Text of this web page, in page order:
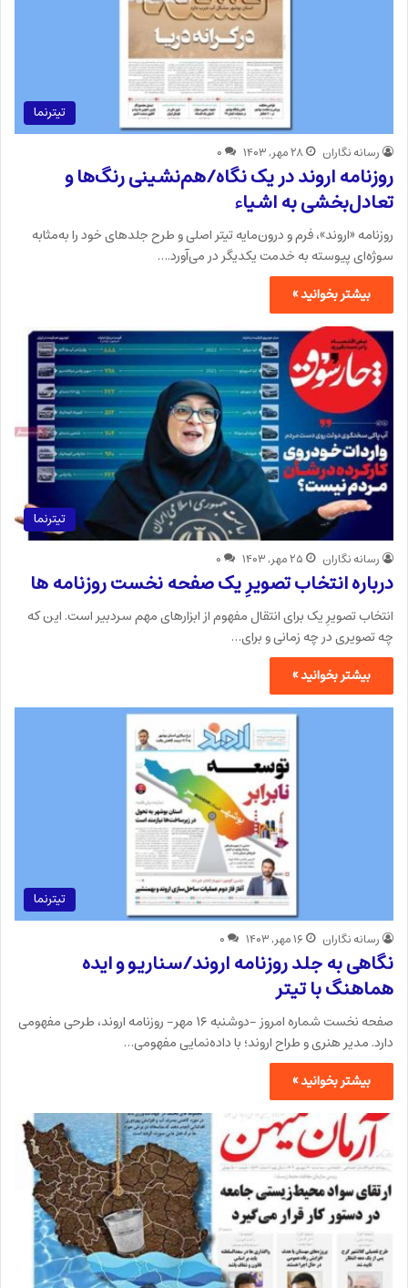
تیترنما
رسانه نگاران ۲۸ مهر, ۱۴۰۳ ۰
روزنامه اروند در یک نگاه/هم‌نشینی رنگ‌ها و
تعادل‌بخشی به اشیاء
روزنامه «اروند»، فرم و درون‌مایه تیتر اصلی و طرح جلدهای خود را به‌مثابه
سوژه‌ای پیوسته به خدمت یکدیگر در می‌آورد.…
بیشتر بخوانید »
تیترنما
رسانه نگاران ۲۵ مهر, ۱۴۰۳ ۰
درباره انتخاب تصویرِ یک صفحه نخست روزنامه ها
انتخاب تصویرِ یک برای انتقال مفهوم از ابزارهای مهم سردبیر است. این که
چه تصویری در چه زمانی و برای…
بیشتر بخوانید »
تیترنما
رسانه نگاران ۱۶ مهر, ۱۴۰۳ ۰
نگاهی به جلد روزنامه اروند/سناریو و ایده‌
هماهنگ با تیتر
صفحه نخست شماره امروز -دوشنبه ۱۶ مهر- روزنامه اروند، طرحی مفهومی
دارد. مدیر هنری و طراح اروند؛ با داده‌نمایی مفهومی…
بیشتر بخوانید »